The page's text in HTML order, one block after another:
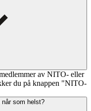
av NITO- eller
du på knappen "NITO-
når som helst?